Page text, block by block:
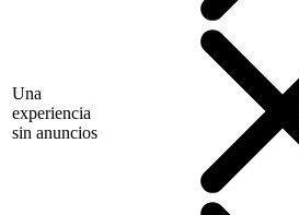
Una
experiencia
sin anuncios